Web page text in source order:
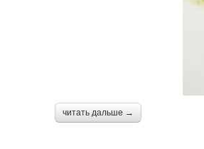
читать дальше →